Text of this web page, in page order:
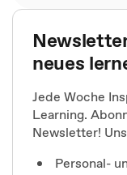
neues
Jede Woche
Learning.
Newsletter!
Personal-